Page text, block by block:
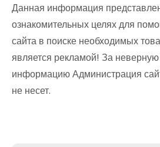
Данная информация
ознакомительных целях для
сайта в поиске необходимых
является рекламой! За
информацию Администрация
не несет.